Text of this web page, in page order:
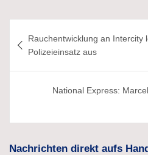
Rauchentwicklung an Intercity
Polizeieinsatz aus
National Express:
Nachrichten direkt aufs